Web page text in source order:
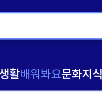
활배워봐요문화지식